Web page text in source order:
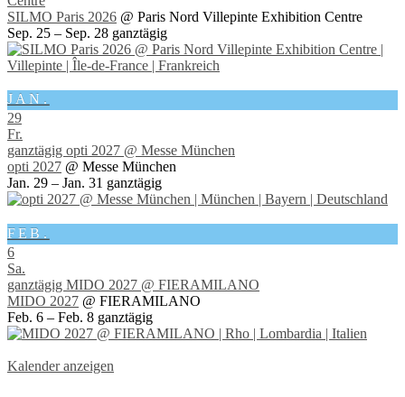
SILMO Paris 2026 @ Paris Nord Villepinte Exhibition Centre
Sep. 25 – Sep. 28 ganztägig
JAN.
29
Fr.
ganztägig opti 2027 @ Messe München
opti 2027 @ Messe München
Jan. 29 – Jan. 31 ganztägig
FEB.
6
Sa.
ganztägig MIDO 2027 @ FIERAMILANO
MIDO 2027 @ FIERAMILANO
Feb. 6 – Feb. 8 ganztägig
Kalender anzeigen